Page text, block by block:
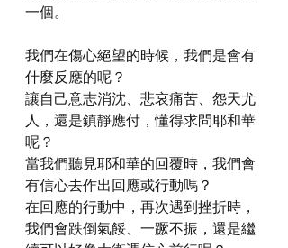
一個。
我們在傷心絕望的時候，我們是會有
什麼反應的呢？
讓自己意志消沈、悲哀痛苦、怨天尤
人，還是鎮靜應付，懂得求問耶和華
呢？
當我們聽見耶和華的回覆時，我們會
有信心去作出回應或行動嗎？
在回應的行動中，再次遇到挫折時，
我們會跌倒氣餒、一蹶不振，還是繼